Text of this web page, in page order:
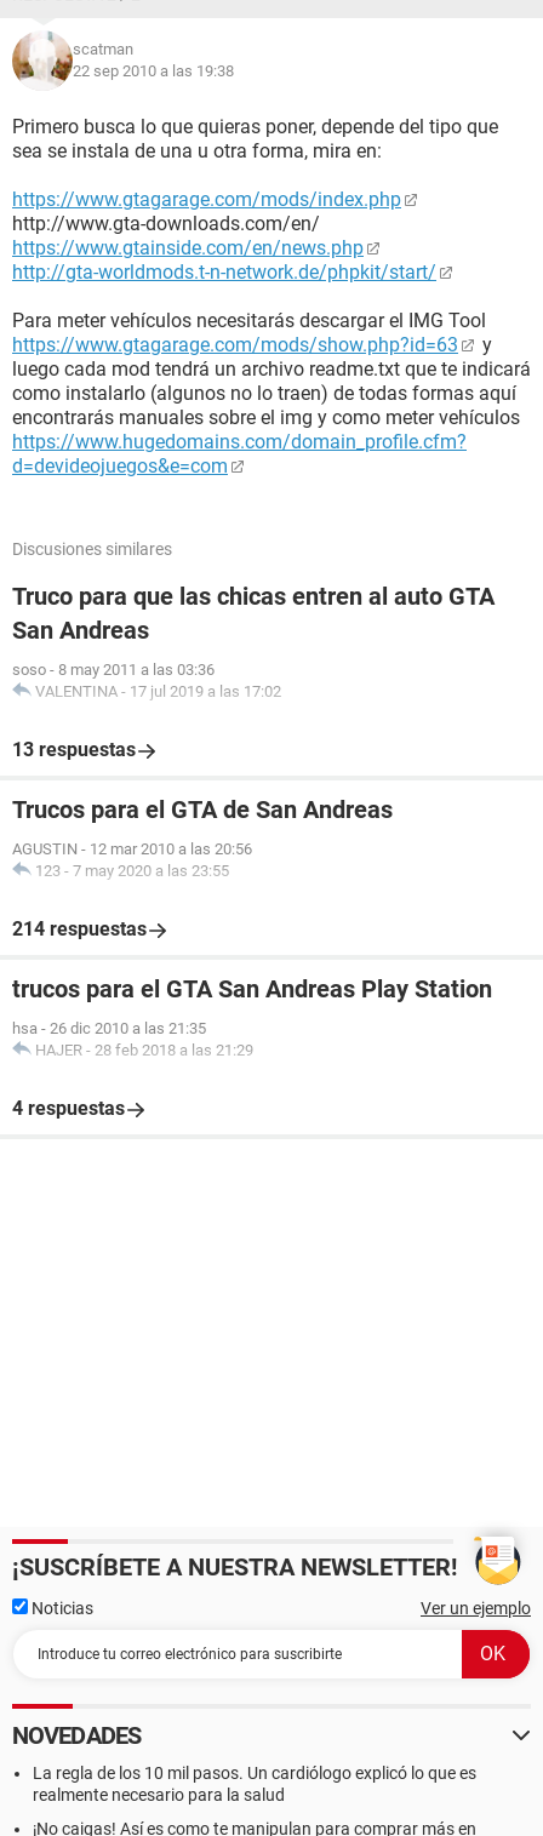
scatman
22 sep 2010 a las 19:38
Primero busca lo que quieras poner, depende del tipo que
sea se instala de una u otra forma, mira en:
https://www.gtagarage.com/mods/index.php
http://www.gta-downloads.com/en/
https://www.gtainside.com/en/news.php
http://gta-worldmods.t-n-network.de/phpkit/start/
Para meter vehículos necesitarás descargar el IMG Tool
https://www.gtagarage.com/mods/show.php?id=63
y
luego cada mod tendrá un archivo readme.txt que te indicará
como instalarlo (algunos no lo traen) de todas formas aquí
encontrarás manuales sobre el img y como meter vehículos
https://www.hugedomains.com/domain_profile.cfm?
d=devideojuegos&e=com
Discusiones similares
Truco para que las chicas entren al auto GTA
San Andreas
soso - 8 may 2011 a las 03:36
VALENTINA - 17 jul 2019 a las 17:02
13 respuestas
Trucos para el GTA de San Andreas
AGUSTIN - 12 mar 2010 a las 20:56
123 - 7 may 2020 a las 23:55
214 respuestas
trucos para el GTA San Andreas Play Station
hsa - 26 dic 2010 a las 21:35
HAJER - 28 feb 2018 a las 21:29
4 respuestas
¡SUSCRÍBETE A NUESTRA NEWSLETTER!
Noticias Ver un ejemplo
NOVEDADES
La regla de los 10 mil pasos. Un cardiólogo explicó lo que es
realmente necesario para la salud
¡No caigas! Así es como te manipulan para comprar más en